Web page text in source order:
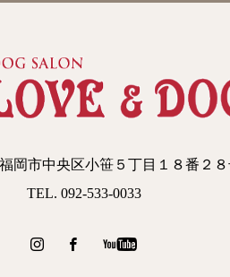
福岡市中央区小笹５丁目１８番２
TEL. 092-533-0033